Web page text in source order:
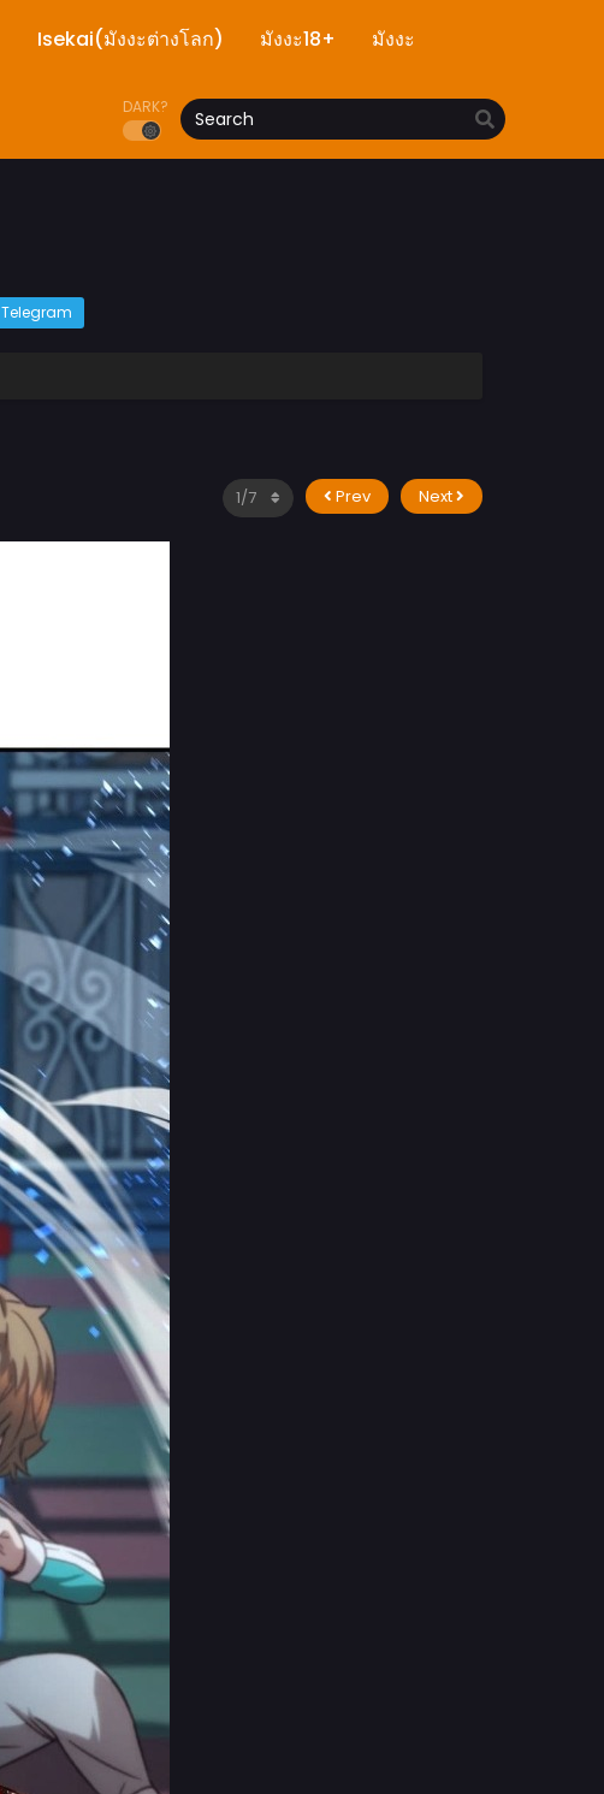
Isekai(มังงะต่างโลก) มังงะ18+ มังงะ
DARK?
Telegram
Prev Next